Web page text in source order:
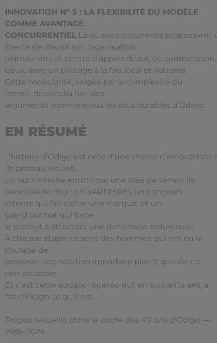
INNOVATION N° 5 : LA FLEXIBILITÉ DU MODÈLE
COMME AVANTAGE
CONCURRENTIEL Là où ses concurrents proposaient
liberté de choisir son organisation :
plateau virtuel, centre d’appels dédié, ou combinaison
deux, avec un pilotage à la fois local et national.
Cette modularité, exigée par la complexité du
terrain, deviendra l’un des
arguments commerciaux les plus durables d’Odigo.
EN RÉSUMÉ
L’histoire d’Odigo est celle d’une chaîne
(le plateau virtuel),
un outil interne enrichi par une idée de terrain (le
bandeau de Bruno SIVARDIERE), un concours
interne qui fait naître une marque, et un
grand contrat qui force
le produit à atteindre une dimension industrielle.
À chaque étape, ce sont des hommes qui ont eu le
courage de
proposer une solution imparfaite plutôt que de ne
rien proposer.
Et c’est cette audace répétée qui, en quarante ans, a
fait d’Odigo ce qu’il est.
Propos recueillis dans le cadre des 40 ans d’Odigo —
1986–2026